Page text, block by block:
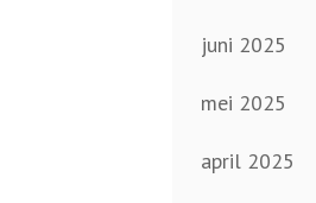
juni 2025
mei 2025
april 2025